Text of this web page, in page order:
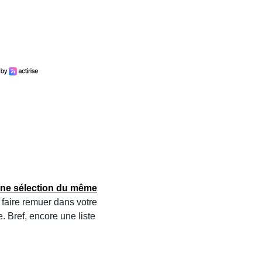
sélection du même
remuer dans votre
Bref, encore une liste